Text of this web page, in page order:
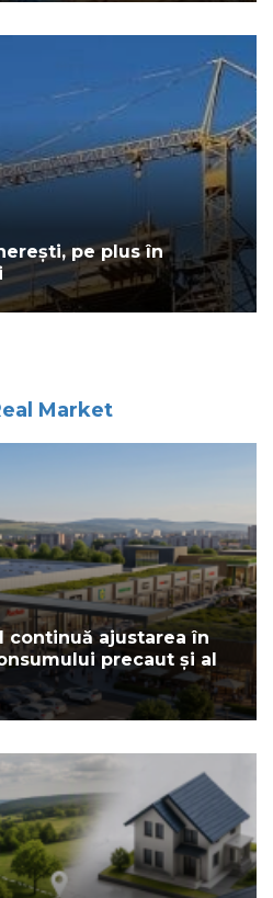
pe plus în
Market
continuă ajustarea în
precaut și al